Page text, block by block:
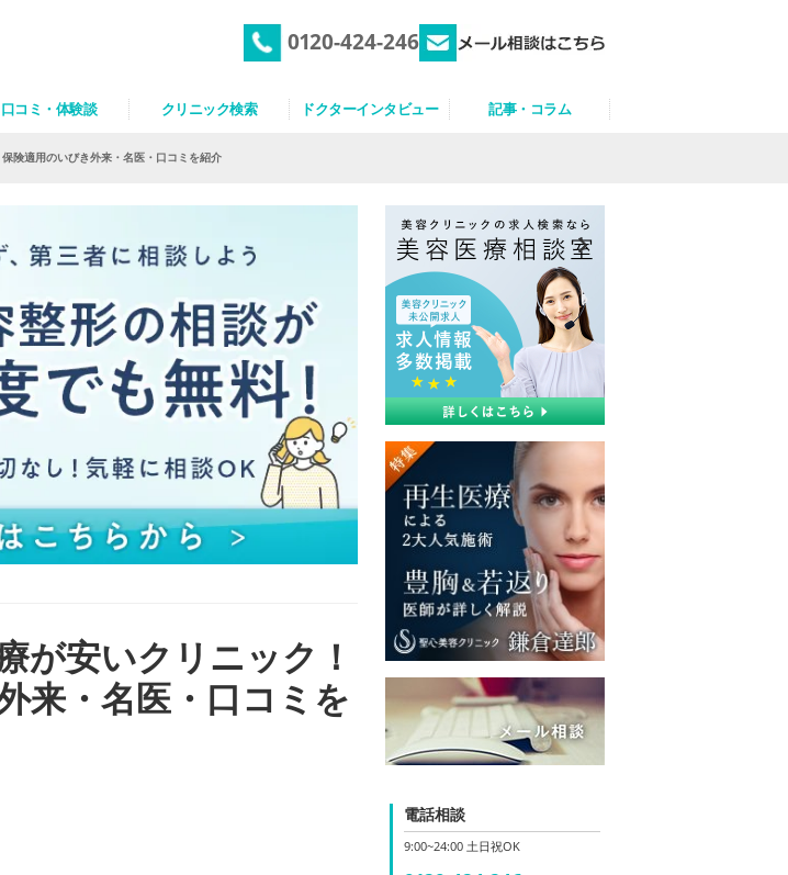
0120-424-246
口コミ・体験談 クリニック検索 ドクターインタビュー 記事・コラム
険適用のいびき外来・名医・口コミを紹介
が安いクリニック！
来・名医・口コミを
電話相談
9:00~24:00 土日祝OK